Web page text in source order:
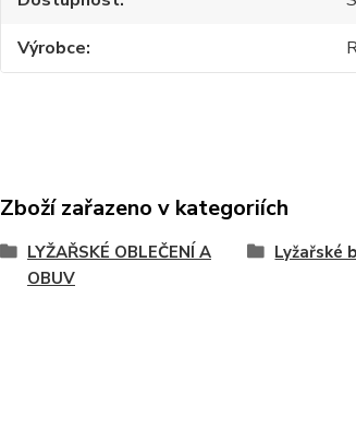
Výrobce
Zboží zařazeno v kategoriích
LYŽAŘSKÉ OBLEČENÍ A
OBUV
Lyžařské